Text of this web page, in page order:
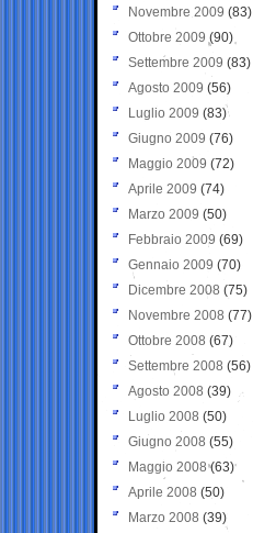
Novembre 2009 (83)
Ottobre 2009 (90)
Settembre 2009 (83)
Agosto 2009 (56)
Luglio 2009 (83)
Giugno 2009 (76)
Maggio 2009 (72)
Aprile 2009 (74)
Marzo 2009 (50)
Febbraio 2009 (69)
Gennaio 2009 (70)
Dicembre 2008 (75)
Novembre 2008 (77)
Ottobre 2008 (67)
Settembre 2008 (56)
Agosto 2008 (39)
Luglio 2008 (50)
Giugno 2008 (55)
Maggio 2008(63)
Aprile 2008 (50)
Marzo 2008 (39)